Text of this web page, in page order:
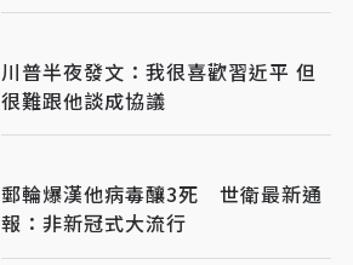
川普半夜發文：我很喜歡習近平 但
很難跟他談成協議
郵輪爆漢他病毒釀3死 世衛最新通
報：非新冠式大流行